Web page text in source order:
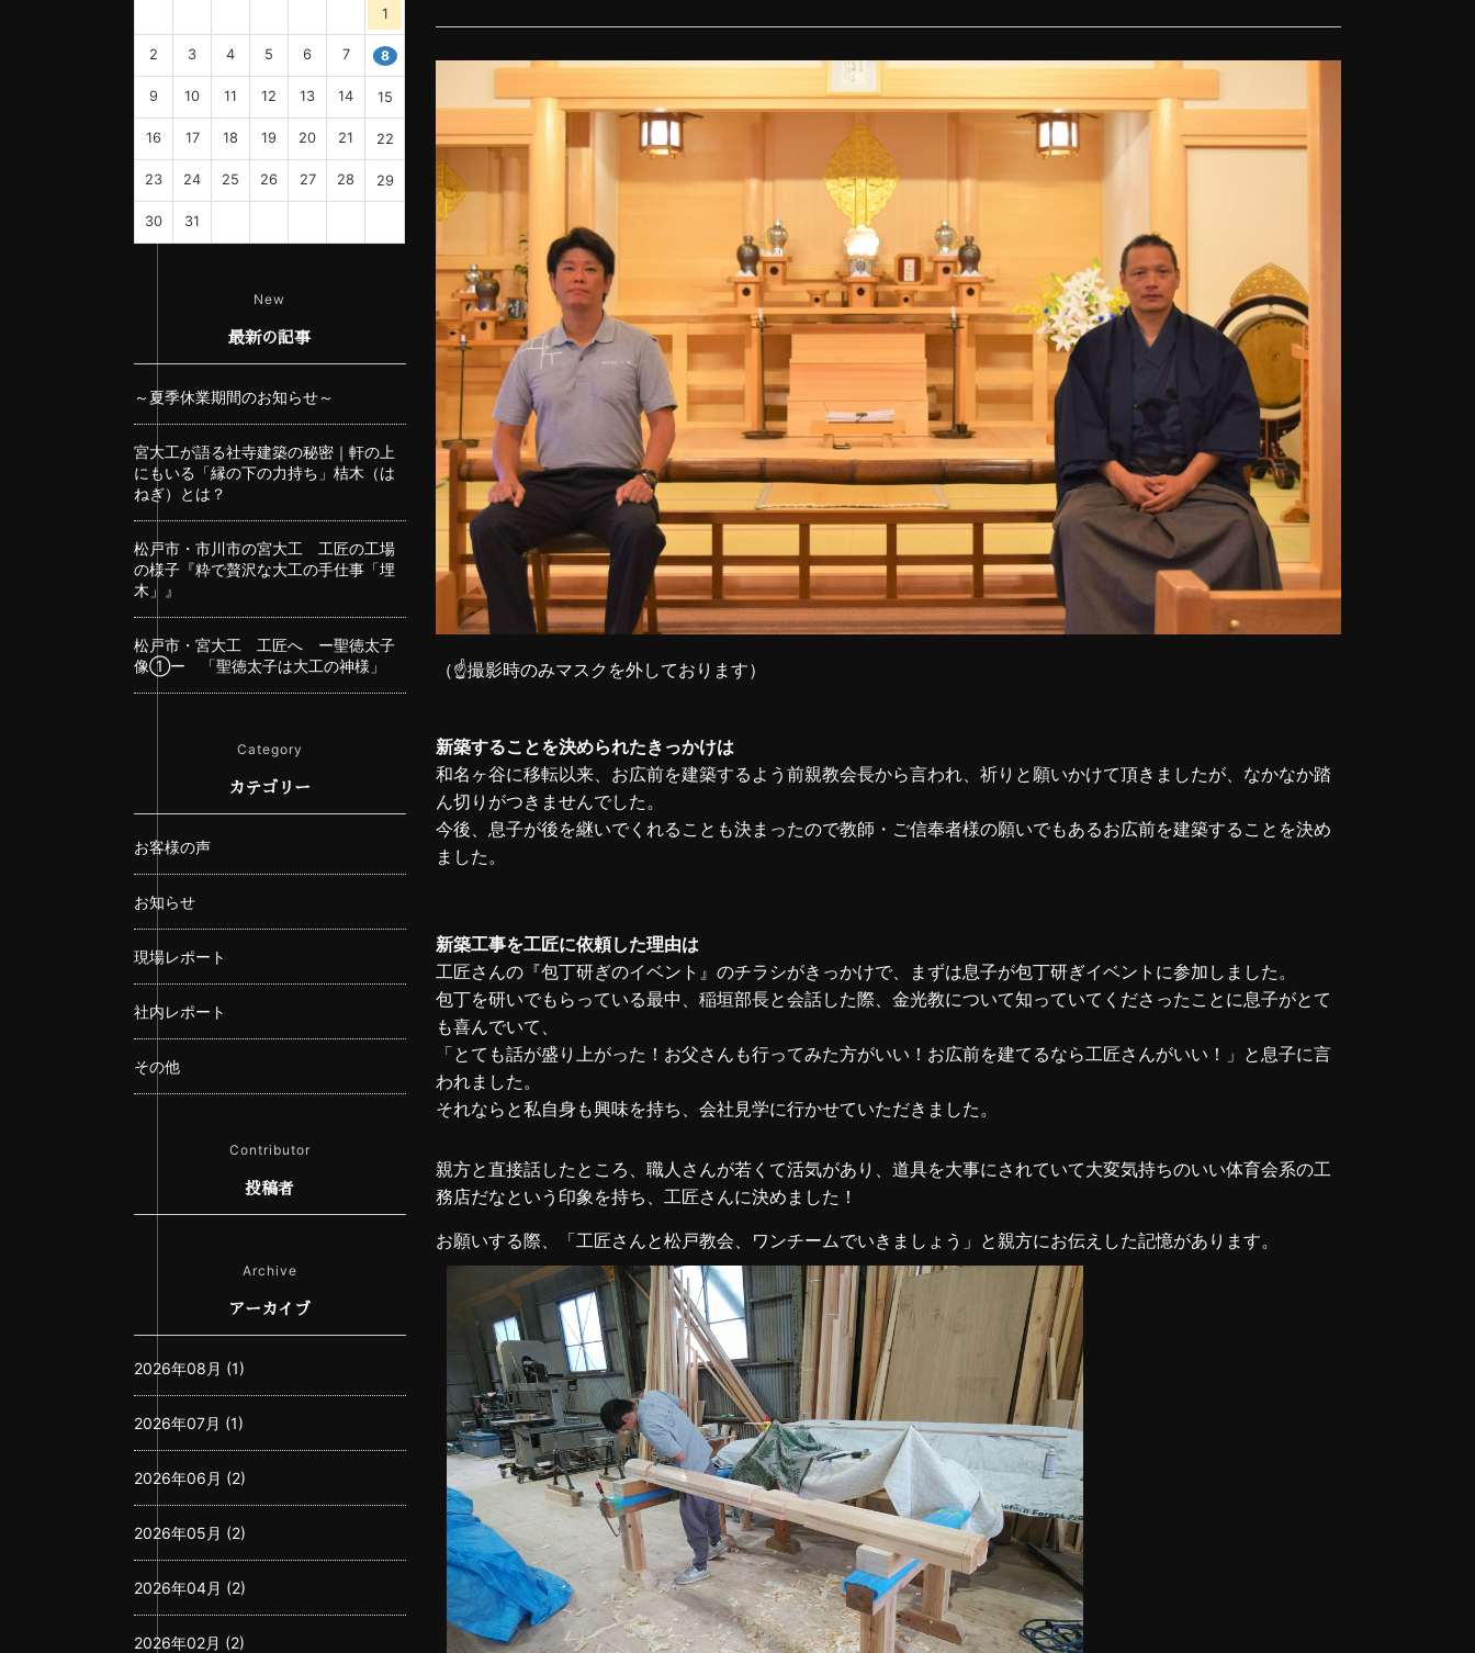
（☝撮影時のみマスクを外しております）
新築することを決められたきっかけは
和名ヶ谷に移転以来、お広前を建築するよう前親教会長から言われ、祈りと願いかけて頂きましたが、なかなか踏
ん切りがつきませんでした。
今後、息子が後を継いでくれることも決まったので教師・ご信奉者様の願いでもあるお広前を建築することを決め
ました。
新築工事を工匠に依頼した理由は
工匠さんの『包丁研ぎのイベント』のチラシがきっかけで、まずは息子が包丁研ぎイベントに参加しました。
包丁を研いでもらっている最中、稲垣部長と会話した際、金光教について知っていてくださったことに息子がとて
も喜んでいて、
「とても話が盛り上がった！お父さんも行ってみた方がいい！お広前を建てるなら工匠さんがいい！」と息子に言
われました。
それならと私自身も興味を持ち、会社見学に行かせていただきました。
親方と直接話したところ、職人さんが若くて活気があり、道具を大事にされていて大変気持ちのいい体育会系の工
務店だなという印象を持ち、工匠さんに決めました！
お願いする際、「工匠さんと松戸教会、ワンチームでいきましょう」と親方にお伝えした記憶があります。
1
2 3 4 5 6 7 8
9 10 11 12 13 14 15
16 17 18 19 20 21 22
23 24 25 26 27 28 29
30 31
New
最新の記事
～夏季休業期間のお知らせ～
宮大工が語る社寺建築の秘密｜軒の上
にもいる「縁の下の力持ち」桔木（は
ねぎ）とは？
松戸市・市川市の宮大工 工匠の工場
の様子『粋で贅沢な大工の手仕事「埋
木」』
松戸市・宮大工 工匠へ ー聖徳太子
像①ー 「聖徳太子は大工の神様」
Category
カテゴリー
お客様の声
お知らせ
現場レポート
社内レポート
その他
Contributor
投稿者
Archive
アーカイブ
2026年08月 (1)
2026年07月 (1)
2026年06月 (2)
2026年05月 (2)
2026年04月 (2)
2026年02月 (2)